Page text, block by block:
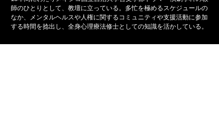
師のひとりとして、教壇に立っている。多忙を極めるスケジュールの
なか、メンタルヘルスや人権に関するコミュニティや支援活動に参加
する時間を捻出し、全身心理療法修士としての知識を活かしている。